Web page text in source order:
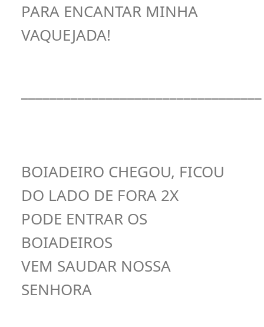
PARA ENCANTAR MINHA
VAQUEJADA!
BOIADEIRO CHEGOU, FICOU
DO LADO DE FORA 2X
PODE ENTRAR OS
BOIADEIROS
VEM SAUDAR NOSSA
SENHORA